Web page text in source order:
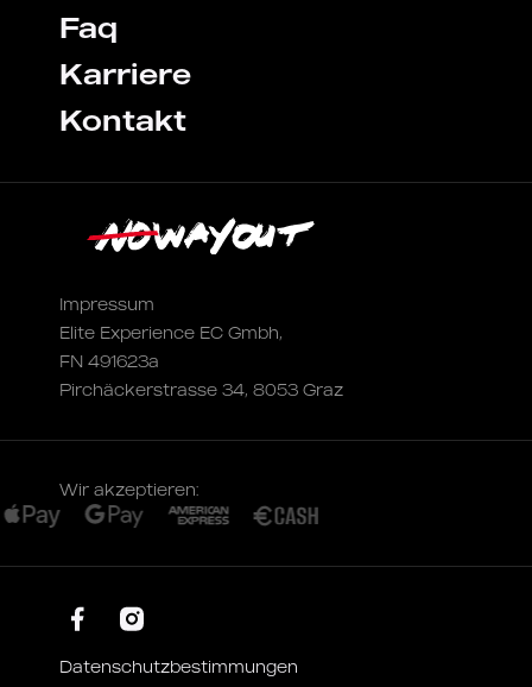
Impressum
Elite Experience EC Gmbh,
FN 491623a
Pirchäckerstrasse 34, 8053 Graz
Faq
Karriere
Kontakt
Wir akzeptieren:
Datenschutzbestimmungen